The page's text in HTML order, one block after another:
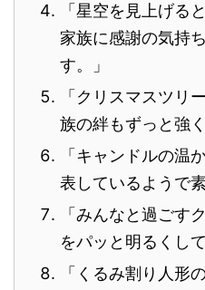
「星空を見上げる
家族に感謝の気持
す。」
「クリスマスツリ
族の絆もずっと強
「キャンドルの温
表しているようで
「みんなと過ごす
をパッと明るくし
「くるみ割り人形